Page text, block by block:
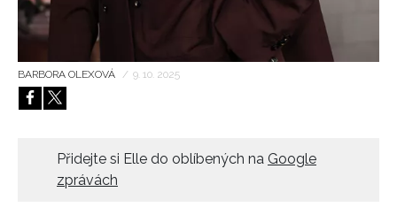
BARBORA OLEXOVÁ / 9. 10. 2025
Přidejte si Elle do oblíbených na Google
zprávách